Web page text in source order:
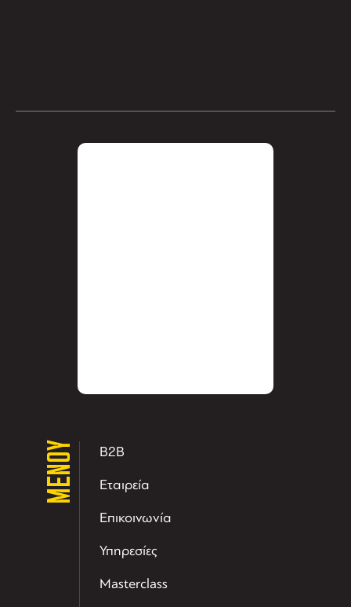
ΜΕΝΟΥ B2B
Εταιρεία
Επικοινωνία
Υπηρεσίες
Masterclass